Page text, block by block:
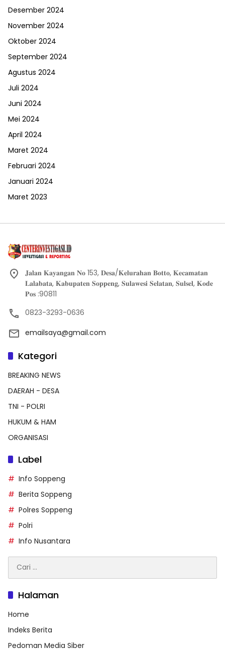
Desember 2024
November 2024
Oktober 2024
September 2024
Agustus 2024
Juli 2024
Juni 2024
Mei 2024
April 2024
Maret 2024
Februari 2024
Januari 2024
Maret 2023
𝐉𝐚𝐥𝐚𝐧 𝐊𝐚𝐲𝐚𝐧𝐠𝐚𝐧 𝐍𝐨 153, 𝐃𝐞𝐬𝐚/𝐊𝐞𝐥𝐮𝐫𝐚𝐡𝐚𝐧 𝐁𝐨𝐭𝐭𝐨, 𝐊𝐞𝐜𝐚𝐦𝐚𝐭𝐚𝐧
𝐋𝐚𝐥𝐚𝐛𝐚𝐭𝐚, 𝐊𝐚𝐛𝐮𝐩𝐚𝐭𝐞𝐧 𝐒𝐨𝐩𝐩𝐞𝐧𝐠, 𝐒𝐮𝐥𝐚𝐰𝐞𝐬𝐢 𝐒𝐞𝐥𝐚𝐭𝐚𝐧, 𝐒𝐮𝐥𝐬𝐞𝐥, 𝐊𝐨𝐝𝐞
𝐏𝐨𝐬 :90811
0823-3293-0636
emailsaya@gmail.com
Kategori
BREAKING NEWS
DAERAH - DESA
TNI - POLRI
HUKUM & HAM
ORGANISASI
Label
Info Soppeng
Berita Soppeng
Polres Soppeng
Polri
Info Nusantara
untuk:
Halaman
Home
Indeks Berita
Pedoman Media Siber